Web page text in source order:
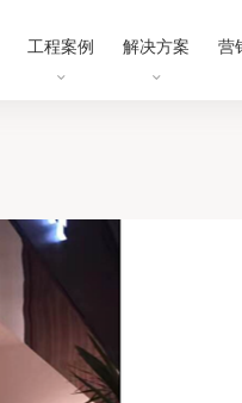
工程案例 解决方案 营